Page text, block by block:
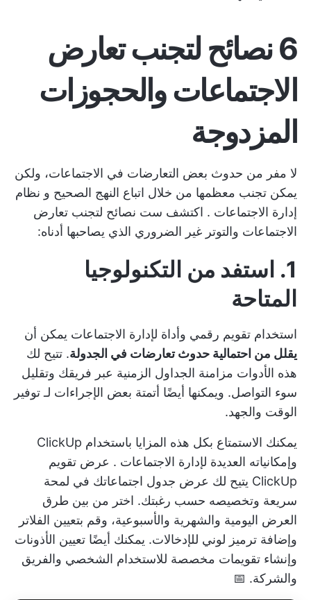
6 نصائح لتجنب تعارض
الاجتماعات والحجوزات
المزدوجة
لا مفر من حدوث بعض التعارضات في الاجتماعات، ولكن
يمكن تجنب معظمها من خلال اتباع النهج الصحيح و نظام
إدارة الاجتماعات . اكتشف ست نصائح لتجنب تعارض
الاجتماعات والتوتر غير الضروري الذي يصاحبها أدناه:
1. استفد من التكنولوجيا
المتاحة
استخدام تقويم رقمي وأداة لإدارة الاجتماعات يمكن أن
يقلل من احتمالية حدوث تعارضات في الجدولة. تتيح لك
هذه الأدوات مزامنة الجداول الزمنية عبر فريقك وتقليل
سوء التواصل. ويمكنها أيضًا أتمتة بعض الإجراءات لـ توفير
الوقت والجهد.
يمكنك الاستمتاع بكل هذه المزايا باستخدام ClickUp
وإمكانياته العديدة لإدارة الاجتماعات . عرض تقويم
ClickUp يتيح لك عرض جدول اجتماعاتك في لمحة
سريعة وتخصيصه حسب رغبتك. اختر من بين طرق
العرض اليومية والشهرية والأسبوعية، وقم بتعيين الفلاتر
وإضافة ترميز لوني للإدخالات. يمكنك أيضًا تعيين الأذونات
وإنشاء تقويمات مخصصة للاستخدام الشخصي والفريق
والشركة. 📅